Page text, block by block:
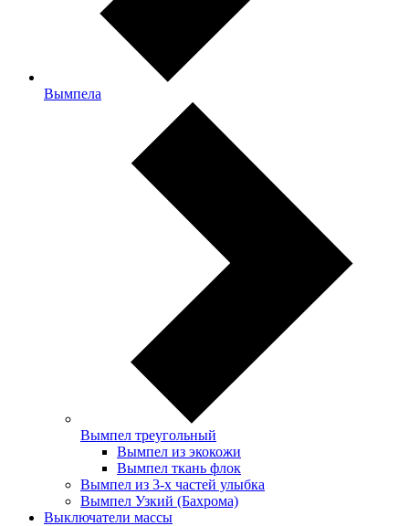
Вымпела
Вымпел треугольный
Вымпел из экокожи
Вымпел ткань флок
Вымпел из 3-х частей улыбка
Вымпел Узкий (Бахрома)
Выключатели массы